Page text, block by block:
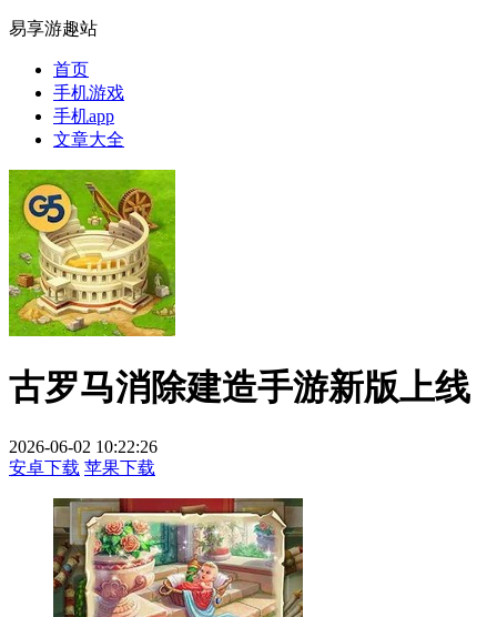
易享游趣站
首页
手机游戏
手机app
文章大全
古罗马消除建造手游新版上线
2026-06-02 10:22:26
安卓下载 苹果下载